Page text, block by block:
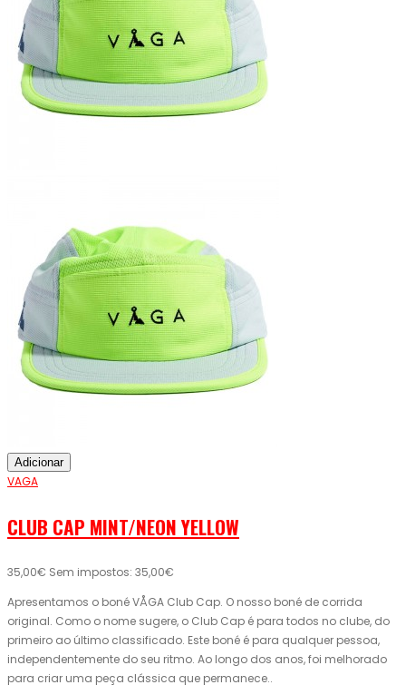
Adicionar
VAGA
CLUB CAP MINT/NEON YELLOW
35,00€ Sem impostos: 35,00€
Apresentamos o boné VÅGA Club Cap. O nosso boné de corrida
original. Como o nome sugere, o Club Cap é para todos no clube, do
primeiro ao último classificado. Este boné é para qualquer pessoa,
independentemente do seu ritmo. Ao longo dos anos, foi melhorado
para criar uma peça clássica que permanece..